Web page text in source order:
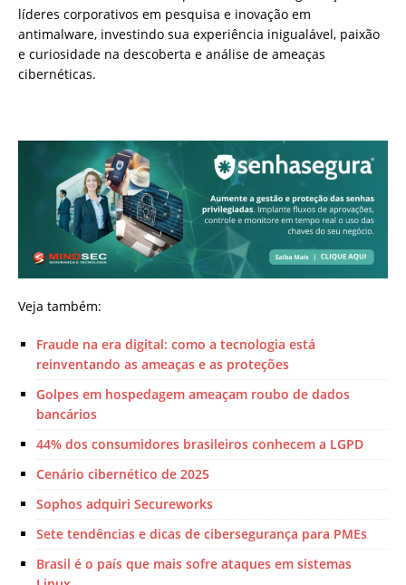
líderes corporativos em pesquisa e inovação em
antimalware, investindo sua experiência inigualável, paixão
e curiosidade na descoberta e análise de ameaças
cibernéticas.
Veja também:
Fraude na era digital: como a tecnologia está
reinventando as ameaças e as proteções
Golpes em hospedagem ameaçam roubo de dados
bancários
44% dos consumidores brasileiros conhecem a LGPD
Cenário cibernético de 2025
Sophos adquiri Secureworks
Sete tendências e dicas de cibersegurança para PMEs
Brasil é o país que mais sofre ataques em sistemas